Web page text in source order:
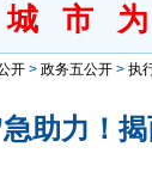
市
开 > 政务五公开 > 执
急助力！